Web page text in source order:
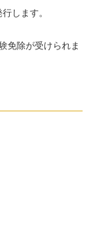
ます。
免除が受けられま